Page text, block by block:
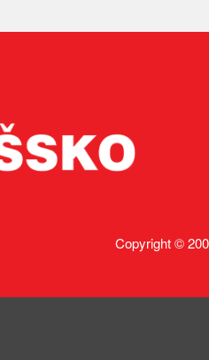
Copyright ©